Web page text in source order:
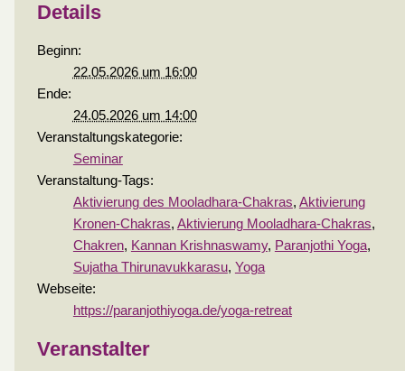
Details
Beginn:
22.05.2026 um 16:00
Ende:
24.05.2026 um 14:00
Veranstaltungskategorie:
Seminar
Veranstaltung-Tags:
Aktivierung des Mooladhara-Chakras, Aktivierung
Kronen-Chakras, Aktivierung Mooladhara-Chakras,
Chakren, Kannan Krishnaswamy, Paranjothi Yoga,
Sujatha Thirunavukkarasu, Yoga
Webseite:
https://paranjothiyoga.de/yoga-retreat
Veranstalter